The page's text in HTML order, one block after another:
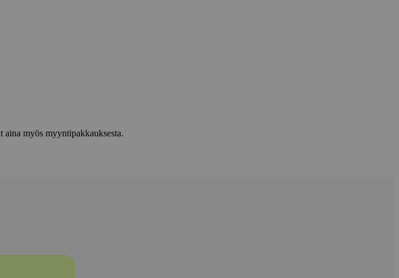
aina myös myyntipakkauksesta.